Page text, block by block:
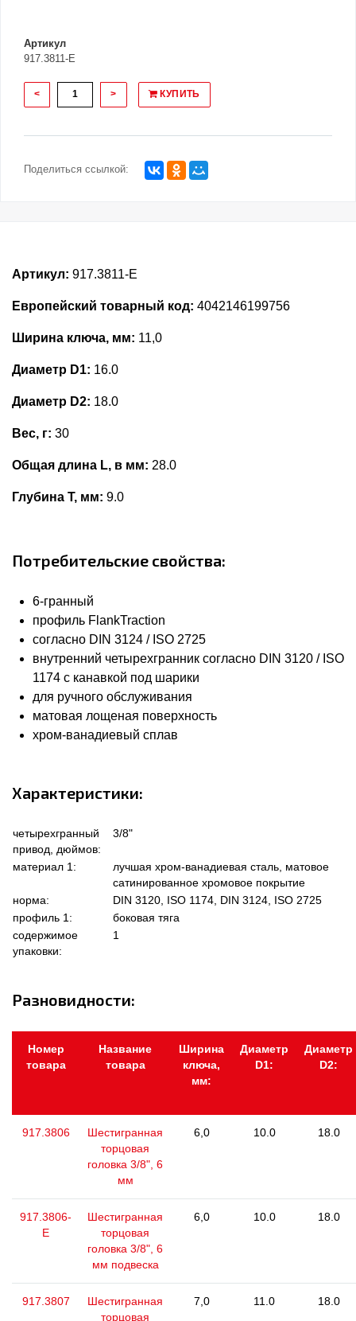
Артикул
917.3811-E
< > КУПИТЬ
Поделиться ссылкой:
Артикул: 917.3811-E
Европейский товарный код: 4042146199756
Ширина ключа, мм: 11,0
Диаметр D1: 16.0
Диаметр D2: 18.0
Вес, г: 30
Общая длина L, в мм: 28.0
Глубина Т, мм: 9.0
Потребительские свойства:
6-гранный
профиль FlankTraction
согласно DIN 3124 / ISO 2725
внутренний четырехгранник согласно DIN 3120 / ISO
1174 с канавкой под шарики
для ручного обслуживания
матовая лощеная поверхность
хром-ванадиевый сплав
Характеристики:
четырехгранный
привод, дюймов:
3/8"
материал 1:
лучшая хром-ванадиевая сталь, матовое
сатинированное хромовое покрытие
норма:
DIN 3120, ISO 1174, DIN 3124, ISO 2725
профиль 1:
боковая тяга
содержимое
упаковки:
1
Разновидности:
Номер
товара
Название
товара
Ширина
ключа,
мм:
Диаметр
D1:
Диаметр
D2:
917.3806
Шестигранная
торцовая
головка 3/8", 6
мм
6,0 10.0 18.0
917.3806-
E
Шестигранная
торцовая
головка 3/8", 6
мм подвеска
6,0 10.0 18.0
917.3807
Шестигранная
торцовая
7,0 11.0 18.0